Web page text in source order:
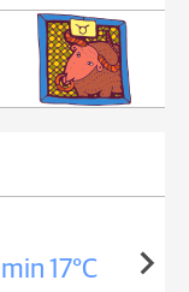
min 17°C